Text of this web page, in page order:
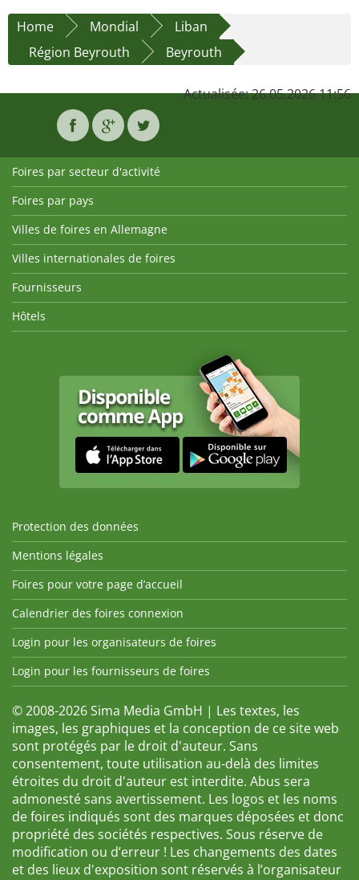
Home Mondial
Liban
Région Beyrouth
Beyrouth
Actualisée: 26.05.2026 11:56
Foires par secteur d'activité
Foires par pays
Villes de foires en Allemagne
Villes internationales de foires
Fournisseurs
Hôtels
Protection des données
Mentions légales
Foires pour votre page d’accueil
Calendrier des foires connexion
Login pour les organisateurs de foires
Login pour les fournisseurs de foires
© 2008-2026 Sima Media GmbH | Les textes, les
images, les graphiques et la conception de ce site web
sont protégés par le droit d'auteur. Sans
consentement, toute utilisation au-delà des limites
étroites du droit d'auteur est interdite. Abus sera
admonesté sans avertissement. Les logos et les noms
de foires indiqués sont des marques déposées et donc
propriété des sociétés respectives. Sous réserve de
modification ou d’erreur ! Les changements des dates
et des lieux d'exposition sont réservés à l’organisateur